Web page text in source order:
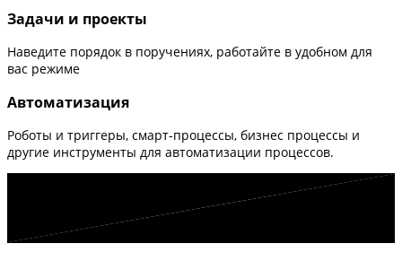
Задачи и проекты
Наведите порядок в поручениях, работайте в удобном для
вас режиме
Автоматизация
Роботы и триггеры, смарт-процессы, бизнес процессы и
другие инструменты для автоматизации процессов.